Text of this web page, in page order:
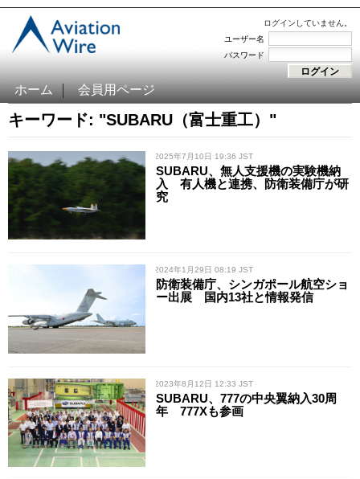
ログインしていません。
ユーザー名
パスワード
ホーム 会員用ページ
キーワード: "SUBARU（富士重工）"
/ 2025年7月10日 19:36 JST
SUBARU、無人支援機の実験機納
入 有人機と連携、防衛装備庁が研
究
/ 2024年1月29日 08:19 JST
防衛装備庁、シンガポール航空ショ
ー出展 国内13社と情報発信
/ 2023年8月12日 12:33 JST
SUBARU、777の中央翼納入30周
年 777Xも参画